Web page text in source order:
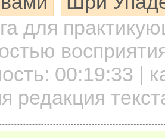
для
00:19:33 |
редакция